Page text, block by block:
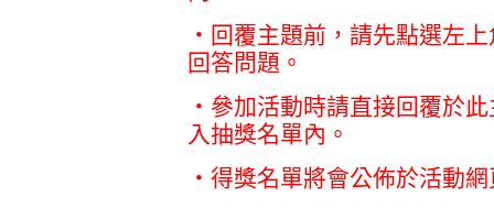
‧回覆主題前，請先點選左
回答問題。
‧參加活動時請直接回覆於
入抽獎名單內。
‧得獎名單將會公佈於活動網